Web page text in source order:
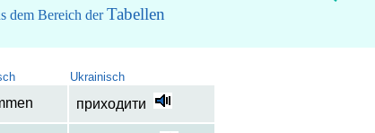
dem Bereich derTabellen
Ukrainisch
приходити